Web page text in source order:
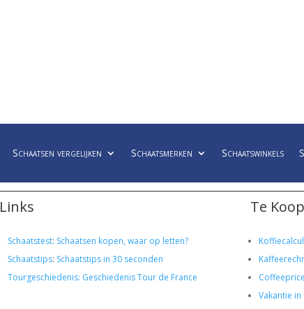
Schaatsen vergelijken Schaatsmerken Schaatswinkels
Links
Schaatstest: Schaatsen kopen, waar op letten?
Schaatstips: Schaatstips in 30 seconden
Tourgeschiedenis: Geschiedenis Tour de France
Te Koop
Vakantie in